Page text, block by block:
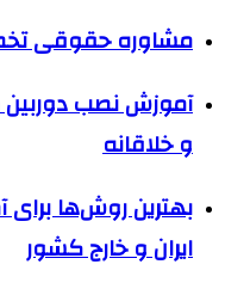
مشاوره حقوقی
آموزش نصب دوربین
و خلاقانه
بهترین روش‌ها برای
ایران و خارج کشور